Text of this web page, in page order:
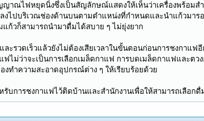
ญาณไฟหยุดนิ่งซึ่งเป็นสัญลักษณ์แสดงให้เห็นว่าเครื่องพร้อมส
งไปบริเวณช่องด้านบนตามตำแหน่งที่กำหนดและนำแก้วมาร
ก้วก็สามารถนำมาดื่มได้สบาย ๆ ไม่ยุ่งยาก
ะรวดเร็วแล้วยังไม่ต้องเสียเวลาในขั้นตอนก่อนการชงกาแ
ฟไม่ว่าจะเป็นการเลือกเมล็ดกาแฟ การบดเมล็ดกาแฟและต
งทำความสะอาดอุปกรณ์ต่าง ๆ ให้เรียบร้อยด้วย
บการชงกาแฟไว้ติดบ้านและสำนักงานเพื่อให้สามารถเลือ